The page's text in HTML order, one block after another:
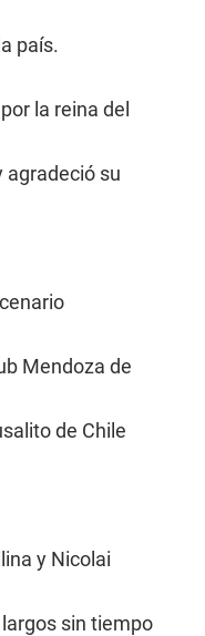
país.
la reina del
agradeció su
Mendoza de
de Chile
y Nicolai
sin tiempo